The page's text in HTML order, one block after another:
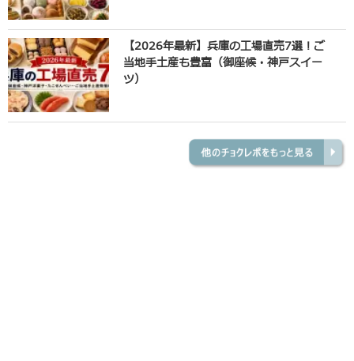
【2026年最新】兵庫の工場直売7選！ご
当地手土産も豊富（御座候・神戸スイー
ツ）